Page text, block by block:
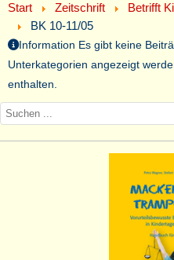
Start Zeitschrift Betrifft
BK 10-11/05
Information Es gibt keine
Unterkategorien angezeigt
enthalten.